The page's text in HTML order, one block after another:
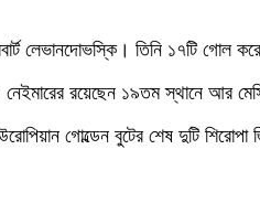
লেভানদোভস্কি। তিনি ১৭টি
রয়েছেন ১৯তম স্থানে আর
গোল্ডেন বুটের শেষ দুটি শিরোপা